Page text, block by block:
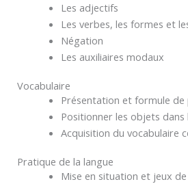
Les adjectifs
Les verbes, les formes et
Négation
Les auxiliaires modaux
Vocabulaire
Présentation et formule de
Positionner les objets dans
Acquisition du vocabulaire
Pratique de la langue
Mise en situation et jeux